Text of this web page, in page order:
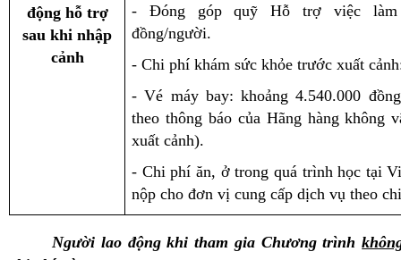
động hỗ trợ
sau khi nhập
cảnh
- Đóng góp quỹ Hỗ trợ việc làm
đồng/người.
- Chi phí khám sức khỏe trước xuất
- Vé máy bay: khoảng 4.540.000
theo thông báo của Hãng hàng không
xuất cảnh).
- Chi phí ăn, ở trong quá trình học tại
nộp cho đơn vị cung cấp dịch vụ theo
Người lao động khi tham gia Chương trình